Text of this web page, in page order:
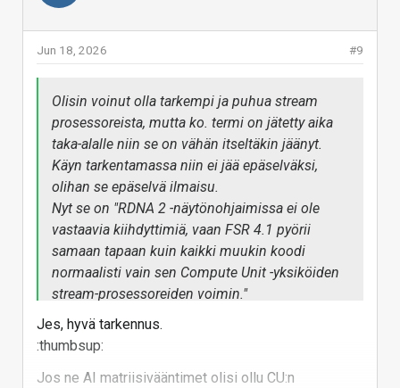
#9
Jun 18, 2026
Olisin voinut olla tarkempi ja puhua stream
prosessoreista, mutta ko. termi on jätetty aika
taka-alalle niin se on vähän itseltäkin jäänyt.
Käyn tarkentamassa niin ei jää epäselväksi,
olihan se epäselvä ilmaisu.
Nyt se on "RDNA 2 -näytönohjaimissa ei ole
vastaavia kiihdyttimiä, vaan FSR 4.1 pyörii
samaan tapaan kuin kaikki muukin koodi
normaalisti vain sen Compute Unit -yksiköiden
stream-prosessoreiden voimin."
Jes, hyvä tarkennus.
:thumbsup:
Jos ne AI matriisivääntimet olisi ollu CU:n